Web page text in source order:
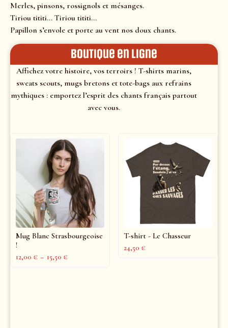
Merles, pinsons, rossignols et mésanges.
Tiriou tititi… Tiriou tititi…
Papillon s’envole et porte au vent nos doux chants.
Boutique en ligne
Affichez votre histoire, vos terroirs ! T-shirts marins,
sweats scouts, mugs bretons et tote-bags aux refrains
mythiques : emportez l’esprit des chants français partout
avec vous.
Mug Blanc Strasbourgeoise
!
12,00 € – 15,50 €
T-shirt - Le Chasseur
24,50 €